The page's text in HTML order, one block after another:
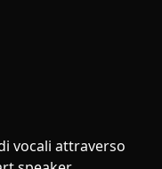
vocali attraverso